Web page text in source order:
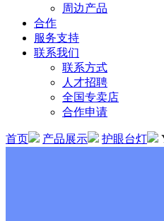
周边产品
合作
服务支持
联系我们
联系方式
人才招聘
全国专卖店
合作申请
首页 产品展示 护眼台灯